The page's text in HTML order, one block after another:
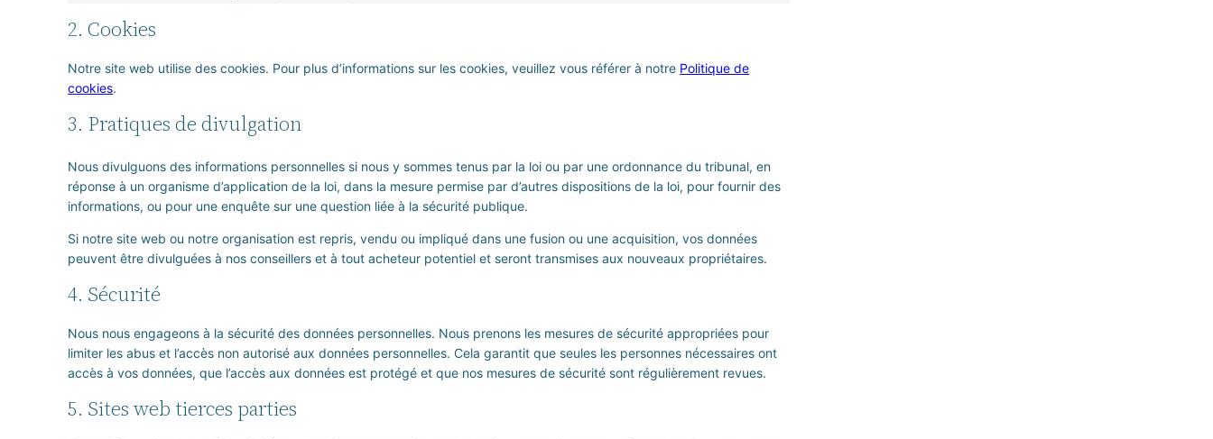
2. Cookies
Notre site web utilise des cookies. Pour plus d’informations sur les cookies, veuillez vous référer à notre Politique de
cookies.
3. Pratiques de divulgation
Nous divulguons des informations personnelles si nous y sommes tenus par la loi ou par une ordonnance du tribunal, en
réponse à un organisme d’application de la loi, dans la mesure permise par d’autres dispositions de la loi, pour fournir des
informations, ou pour une enquête sur une question liée à la sécurité publique.
Si notre site web ou notre organisation est repris, vendu ou impliqué dans une fusion ou une acquisition, vos données
peuvent être divulguées à nos conseillers et à tout acheteur potentiel et seront transmises aux nouveaux propriétaires.
4. Sécurité
Nous nous engageons à la sécurité des données personnelles. Nous prenons les mesures de sécurité appropriées pour
limiter les abus et l’accès non autorisé aux données personnelles. Cela garantit que seules les personnes nécessaires ont
accès à vos données, que l’accès aux données est protégé et que nos mesures de sécurité sont régulièrement revues.
5. Sites web tierces parties